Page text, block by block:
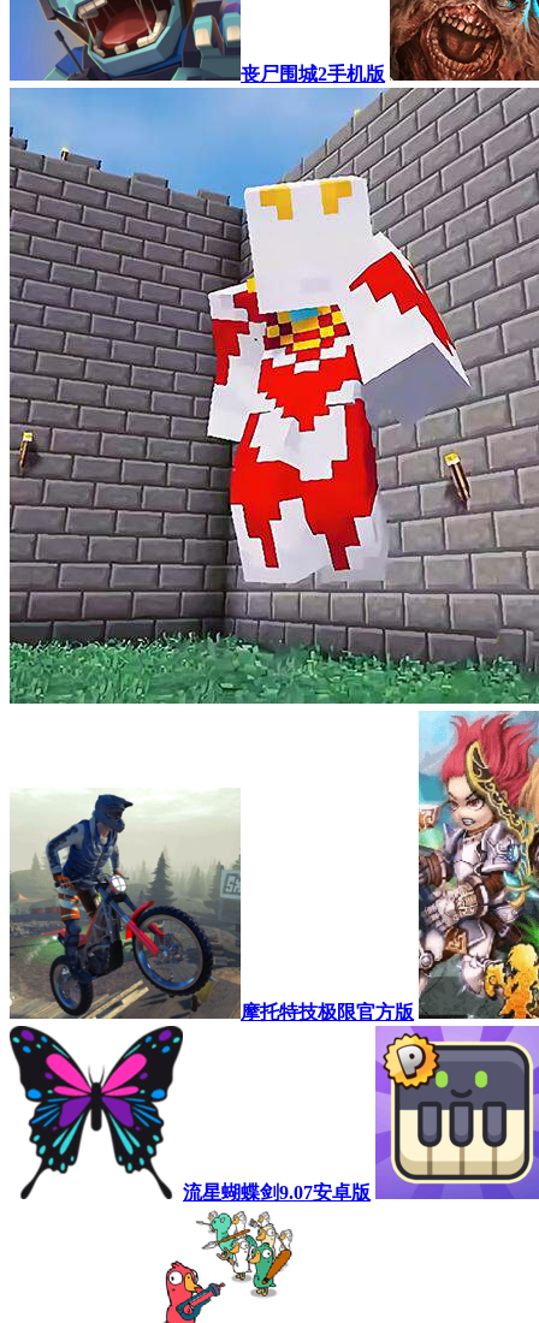
丧尸围城2手机版
摩托特技极限官方版
流星蝴蝶剑9.07安卓版